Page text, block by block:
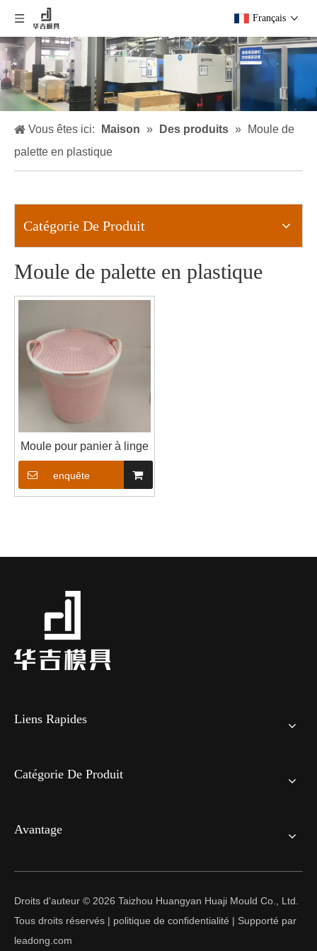
Français
Vous êtes ici: Maison » Des produits »
Moule de
palette en plastique
Catégorie De Produit
Moule de palette en plastique
Moule pour panier à linge
enquête
Liens Rapides
Catégorie De Produit
Avantage
Droits d'auteur © 2026 Taizhou Huangyan Huaji Mould Co., Ltd.
Tous droits réservés | politique de confidentialité | Supporté par
leadong.com